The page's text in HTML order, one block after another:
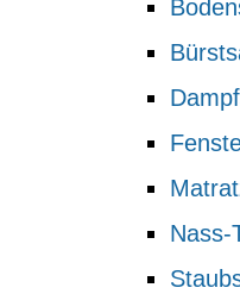
Nass-